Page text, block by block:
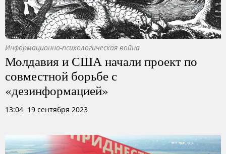
Информационно-психологическая война
Молдавия и США начали проект по
совместной борьбе с
«дезинформацией»
13:04 19 сентября 2023